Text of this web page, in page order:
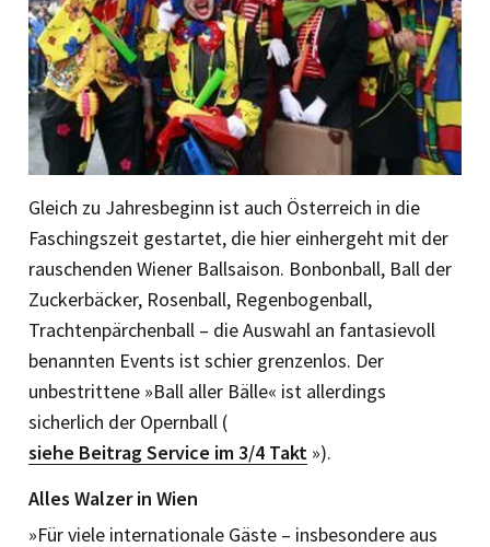
Gleich zu Jahresbeginn ist auch Österreich in die
Faschingszeit gestartet, die hier einhergeht mit der
rauschenden Wiener Ballsaison. Bonbonball, Ball der
Zucker­bäcker, Rosenball, Regenbogenball,
Trachtenpärchenball – die Auswahl an fantasievoll
benannten Events ist schier grenzenlos. Der
unbestrittene »Ball aller Bälle« ist allerdings
sicherlich der Opernball (
siehe Beitrag Service im 3/4 Takt »).
Alles Walzer in Wien
»Für viele internationale Gäste – insbesondere aus